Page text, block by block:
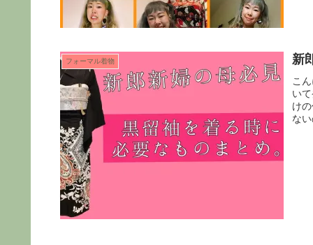
フォーマル着物 新
こ
い
け
な